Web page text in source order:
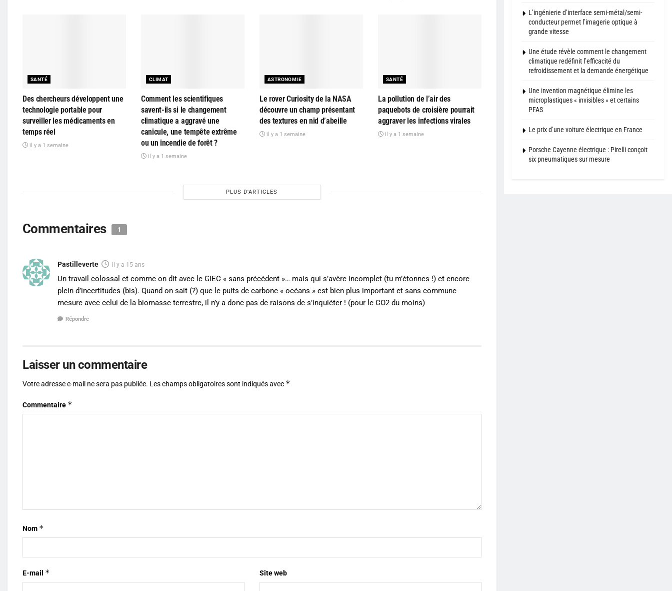
SANTÉ
Des chercheurs développent une
technologie portable pour
surveiller les médicaments en
temps réel
il y a 1 semaine
CLIMAT
Comment les scientifiques
savent-ils si le changement
climatique a aggravé une
canicule, une tempête extrême
ou un incendie de forêt ?
il y a 1 semaine
ASTRONOMIE
Le rover Curiosity de la NASA
découvre un champ présentant
des textures en nid d’abeille
il y a 1 semaine
SANTÉ
La pollution de l’air des
paquebots de croisière pourrait
aggraver les infections virales
il y a 1 semaine
PLUS D'ARTICLES
Commentaires 1
Pastilleverte il y a 15 ans
Un travail colossal et comme on dit avec le GIEC « sans précédent »… mais qui s’avère incomplet (tu m’étonnes !) et encore
plein d’incertitudes (bis). Quand on sait (?) que le puits de carbone « océans » est bien plus important et sans commune
mesure avec celui de la biomasse terrestre, il n’y a donc pas de raisons de s’inquiéter ! (pour le CO2 du moins)
Répondre
Laisser un commentaire
Votre adresse e-mail ne sera pas publiée. Les champs obligatoires sont indiqués avec *
Commentaire *
Nom *
E-mail * Site web
L’ingénierie d’interface semi-métal/semi-
conducteur permet l’imagerie optique à
grande vitesse
Une étude révèle comment le changement
climatique redéfinit l’efficacité du
refroidissement et la demande énergétique
Une invention magnétique élimine les
microplastiques « invisibles » et certains
PFAS
Le prix d’une voiture électrique en France
Porsche Cayenne électrique : Pirelli conçoit
six pneumatiques sur mesure